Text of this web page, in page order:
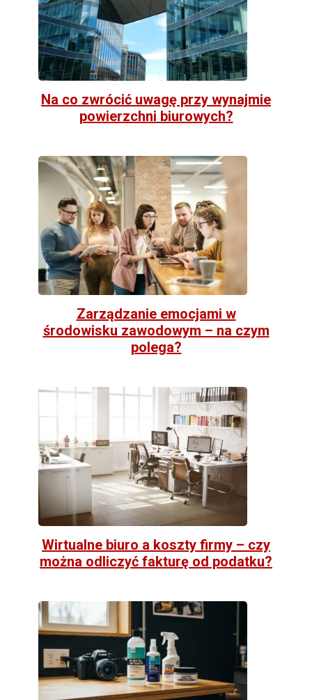
Na co zwrócić uwagę przy wynajmie
powierzchni biurowych?
Zarządzanie emocjami w
środowisku zawodowym – na czym
polega?
Wirtualne biuro a koszty firmy – czy
można odliczyć fakturę od podatku?